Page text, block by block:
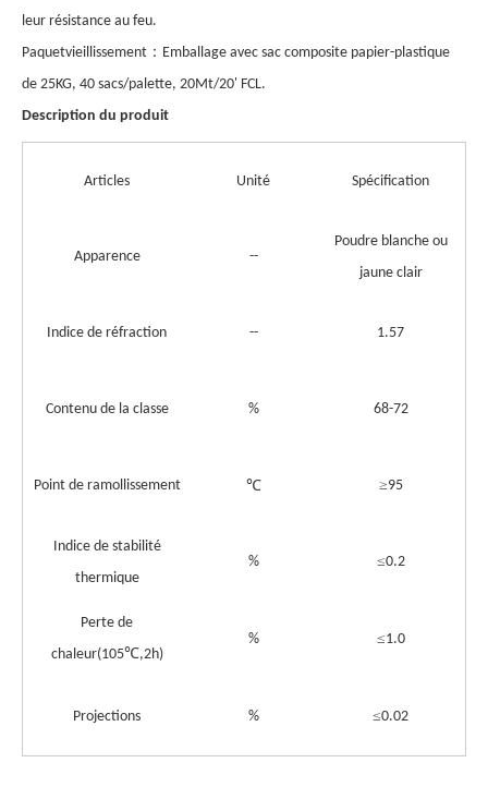
leur résistance au feu.
Paquetvieillissement ： Emballage avec sac composite papier-plastique
de 25KG, 40 sacs/palette, 20Mt/20' FCL.
Description du produit
Articles Unité Spécification
Apparence --
Poudre blanche ou
jaune clair
Indice de réfraction -- 1.57
Contenu de la classe % 68-72
Point de ramollissement ℃ ≥95
Indice de stabilité
thermique
% ≤0.2
Perte de
chaleur(105℃,2h)
% ≤1.0
Projections % ≤0.02